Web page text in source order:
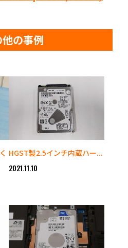
の事例
HGST製2.5インチ内蔵ハー...
2021.11.10